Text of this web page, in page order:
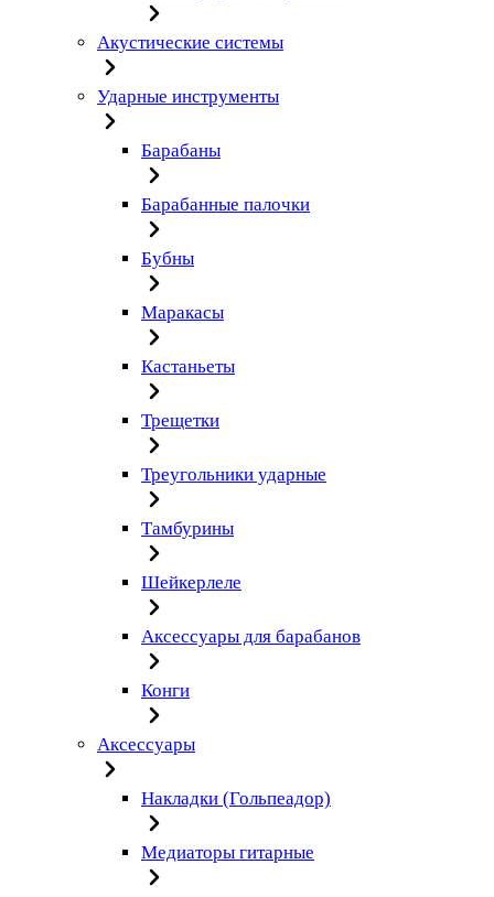
Акустические системы
Ударные инструменты
Барабаны
Барабанные палочки
Бубны
Маракасы
Кастаньеты
Трещетки
Треугольники ударные
Тамбурины
Шейкерлеле
Аксессуары для барабанов
Конги
Аксессуары
Накладки (Гольпеадор)
Медиаторы гитарные